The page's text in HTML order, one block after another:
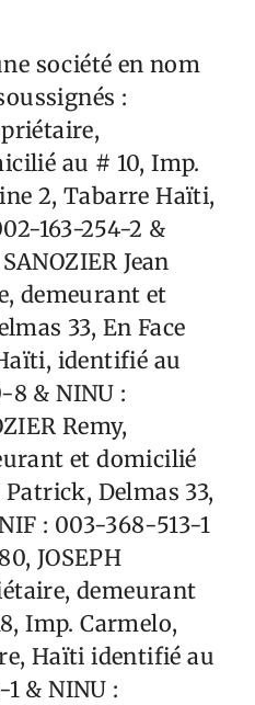
société en nom
:
au # 10, Imp.
2, Tabarre Haïti,
163-254-2 &
Jean
demeurant et
33, En Face
identifié au
8 & NINU :
Remy,
et domicilié
Delmas 33,
: 003-368-513-1
JOSEPH
demeurant
Imp. Carmelo,
Haïti identifié au
& NINU :